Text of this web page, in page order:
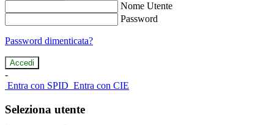
Nome Utente
Password
Password dimenticata?
-
Entra con SPID Entra con CIE
Seleziona utente